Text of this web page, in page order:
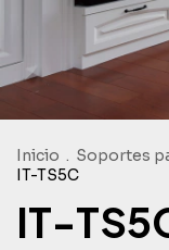
Inicio . Soportes
IT-TS5C
IT-